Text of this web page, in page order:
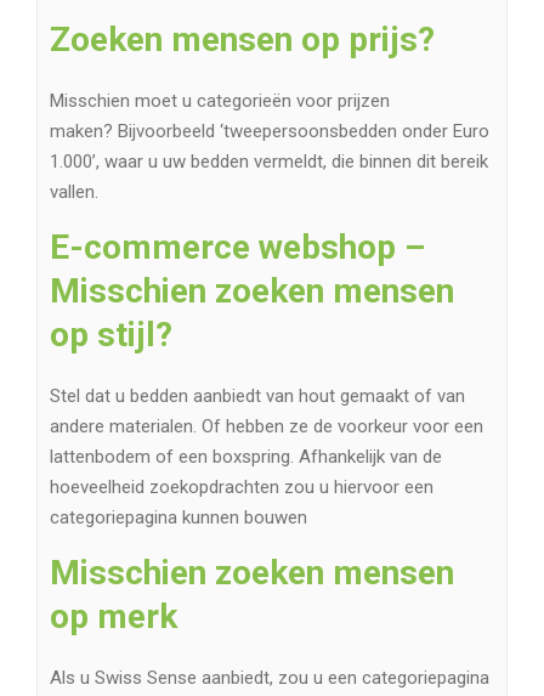
Zoeken mensen op prijs?
Misschien moet u categorieën voor prijzen
maken? Bijvoorbeeld ‘tweepersoonsbedden onder Euro
1.000’, waar u uw bedden vermeldt, die binnen dit bereik
vallen.
E-commerce webshop –
Misschien zoeken mensen
op stijl?
Stel dat u bedden aanbiedt van hout gemaakt of van
andere materialen. Of hebben ze de voorkeur voor een
lattenbodem of een boxspring. Afhankelijk van de
hoeveelheid zoekopdrachten zou u hiervoor een
categoriepagina kunnen bouwen
Misschien zoeken mensen
op merk
Als u Swiss Sense aanbiedt, zou u een categoriepagina